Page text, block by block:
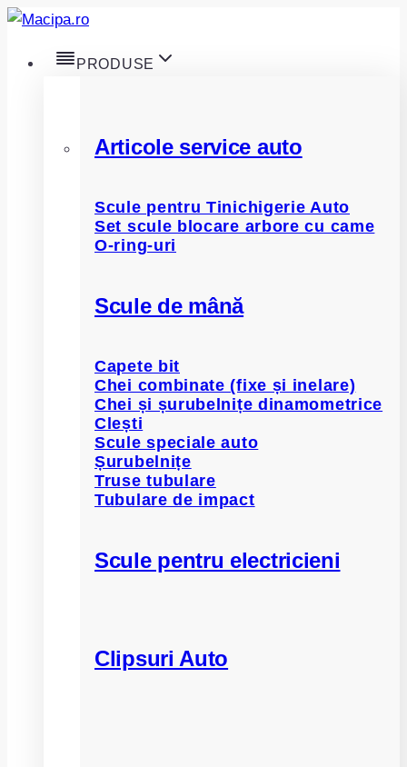
Skip
content
PRODUSE
Articole service auto
Scule pentru Tinichigerie Auto
Set scule blocare arbore cu came
O-ring-uri
Scule de mână
Capete bit
Chei combinate (fixe și inelare)
Chei și șurubelnițe dinamometrice
Clești
Scule speciale auto
Șurubelnițe
Truse tubulare
Tubulare de impact
Scule pentru electricieni
Clipsuri Auto